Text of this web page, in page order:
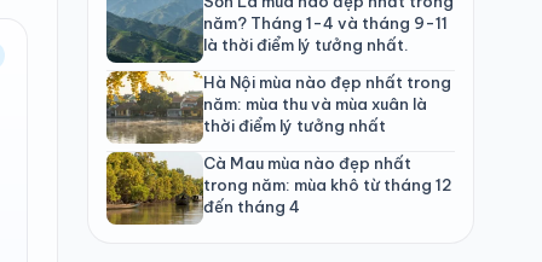
năm? Tháng 1-4 và tháng 9-11
là thời điểm lý tưởng nhất.
Hà Nội mùa nào đẹp nhất trong
năm: mùa thu và mùa xuân là
thời điểm lý tưởng nhất
Cà Mau mùa nào đẹp nhất
trong năm: mùa khô từ tháng 12
đến tháng 4